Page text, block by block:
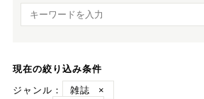
キーワード検索
現在の絞り込み条件
ジャンル：
雑誌
×